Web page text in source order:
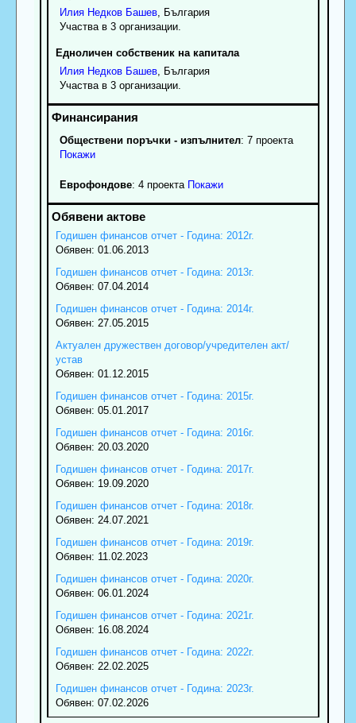
Илия Недков Башев, България
Участва в 3 организации.
Едноличен собственик на капитала
Илия Недков Башев, България
Участва в 3 организации.
Обществени поръчки - изпълнител: 7 проекта
Покажи
Еврофондове: 4 проекта Покажи
Годишен финансов отчет - Година: 2012г.
Обявен: 01.06.2013
Годишен финансов отчет - Година: 2013г.
Обявен: 07.04.2014
Годишен финансов отчет - Година: 2014г.
Обявен: 27.05.2015
Актуален дружествен договор/учредителен акт/
устав
Обявен: 01.12.2015
Годишен финансов отчет - Година: 2015г.
Обявен: 05.01.2017
Годишен финансов отчет - Година: 2016г.
Обявен: 20.03.2020
Годишен финансов отчет - Година: 2017г.
Обявен: 19.09.2020
Годишен финансов отчет - Година: 2018г.
Обявен: 24.07.2021
Годишен финансов отчет - Година: 2019г.
Обявен: 11.02.2023
Годишен финансов отчет - Година: 2020г.
Обявен: 06.01.2024
Годишен финансов отчет - Година: 2021г.
Обявен: 16.08.2024
Годишен финансов отчет - Година: 2022г.
Обявен: 22.02.2025
Годишен финансов отчет - Година: 2023г.
Обявен: 07.02.2026